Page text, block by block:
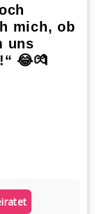
mich, ob
uns
😂💏